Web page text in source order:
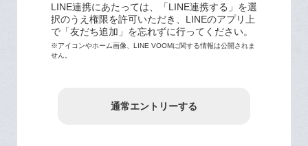
LINE連携にあたっては、「LINE連携する」を選
択のうえ権限を許可いただき、LINEのアプリ上
で「友だち追加」を忘れずに行ってください。
※アイコンやホーム画像、LINE VOOMに関する情報は公開されま
せん。
通常エントリーする